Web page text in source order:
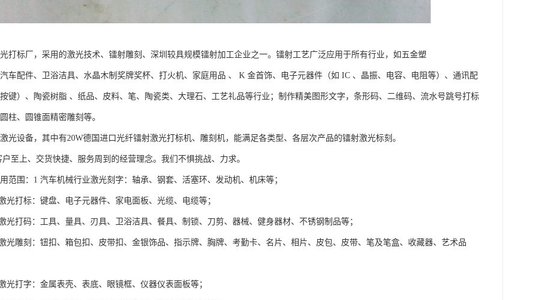
打标厂，采用的激光技术、镭射雕刻、深圳较具规模镭射加工企业之一。镭射工艺广泛应用于所有行业，如五金塑
车配件、卫浴洁具、水晶木制奖牌奖杯、打火机、家庭用品 、 K 金首饰、电子元器件（如 IC 、晶振、电容、电阻等）、通讯配
键）、陶瓷树脂 、纸品、皮料、笔、陶瓷类、大理石、工艺礼品等行业；制作精美图形文字，条形码、二维码、流水号跳号打标
柱、圆锥面精密雕刻等。
光设备，其中有20W德国进口光纤镭射激光打标机、雕刻机，能满足各类型、各层次产品的镭射激光标刻。
上、交货快捷、服务周到的经营理念。我们不惧挑战、力求。
范围：1 汽车机械行业激光刻字：轴承、钢套、活塞环、发动机、机床等；
光打标：键盘、电子元器件、家电面板、光缆、电缆等；
光打码：工具、量具、刃具、卫浴洁具、餐具、制锁、刀剪、器械、健身器材、不锈钢制品等；
光雕刻：钮扣、箱包扣、皮带扣、金银饰品、指示牌、胸牌、考勤卡、名片、相片、皮包、皮带、笔及笔盒、收藏器、艺术品
光打字：金属表壳、表底、眼镜框、仪器仪表面板等；